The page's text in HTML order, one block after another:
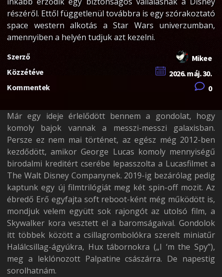
részéről. Ettől függetlenül továbbra is egy szórakoztató
space western alkotás a Star Wars univerzumban,
amennyiben a helyén tudjuk azt kezelni.
Szerző
Mikee
Közzétéve
2026. máj. 30.
Kommentek
0
Már egy ideje érlelődött bennem a gondolat, hogy
komoly bajok vannak a messzi-messzi galaxisban.
Persze ez nem mai történet, az egész még 2012-ben
kezdődött, amikor George Lucas komoly mennyiségű
birodalmi kreditért cserébe lepasszolta a Lucasfilmet a
The Walt Disney Companynek. 2019-ig bezárólag pedig
kaptunk egy új filmtrilógiát meg két spin-off mozit. Az
ébredő Erő egyfajta soft reboot-ként még működött is,
mondjuk velem együtt sok rajongót az utolsó film, a
Skywalker kora vesztett el a baromságaival. Gondolok
itt többek között a csillagrombolókra szerelt miniatűr
Halálcsillag-ágyúkra, Hux tábornokra („I ‘m the Spy”),
meg a leklónozott Palpatine császárra. De napestig
sorolhatnám.